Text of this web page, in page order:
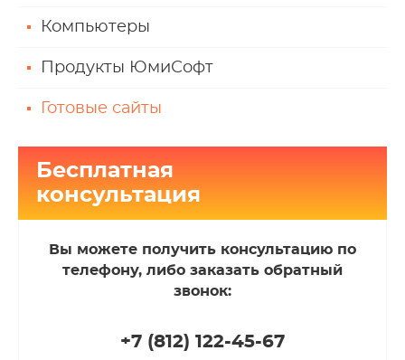
Компьютеры
Продукты ЮмиСофт
Готовые сайты
Бесплатная
консультация
Вы можете получить консультацию по
телефону, либо заказать обратный
звонок:
+7 (812) 122-45-67